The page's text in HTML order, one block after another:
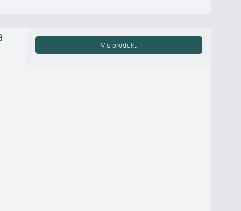
Vis produkt